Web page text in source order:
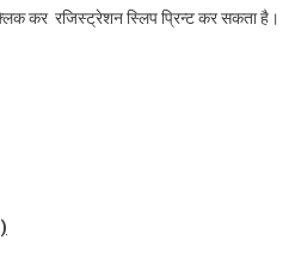
कर रजिस्‍ट्रेशन स्लिप प्रिन्‍ट कर सकता है।